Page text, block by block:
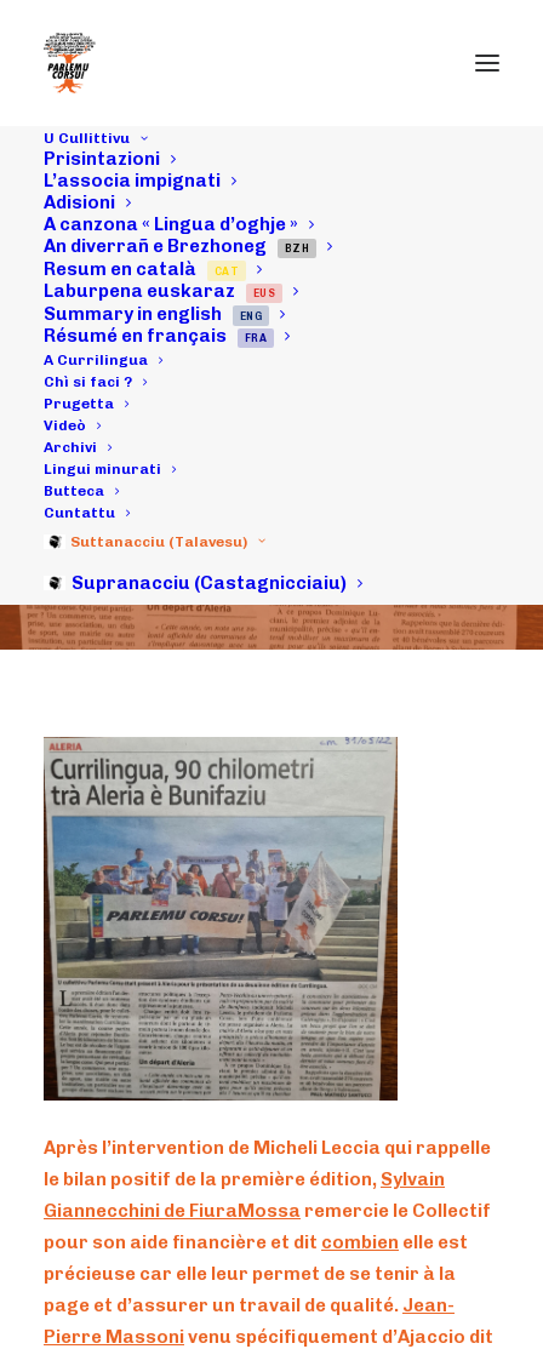
U Cullittivu
Prisintazioni
L’associa impignati
Adisioni
A canzona « Lingua d’oghje »
An diverrañ e Brezhoneg
BZH
Resum en català CAT
Laburpena euskaraz EUS
Summary in english ENG
Résumé en français FRA
A Currilingua
Chì si faci ?
Prugetta
Videò
Archivi
Lingui minurati
Butteca
Cuntattu
Suttanacciu (Talavesu)
Supranacciu (Castagnicciaiu)
31/05/22 :
Cunfarenza par
annuncià a
Currilingua
(artìculu
corsematin)
09/06/2022 | INARCHIVI
Après l’intervention de Micheli Leccia qui rappelle
le bilan positif de la première édition, Sylvain
Giannecchini de FiuraMossa remercie le Collectif
pour son aide financière et dit combien elle est
précieuse car elle leur permet de se tenir à la
page et d’assurer un travail de qualité. Jean-
Pierre Massonivenu spécifiquement d’Ajaccio dit